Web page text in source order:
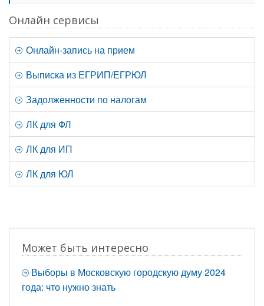
Онлайн сервисы
Онлайн-запись на прием
Выписка из ЕГРИП/ЕГРЮЛ
Задолженности по налогам
ЛК для ФЛ
ЛК для ИП
ЛК для ЮЛ
Может быть интересно
Выборы в Московскую городскую думу 2024
года: что нужно знать